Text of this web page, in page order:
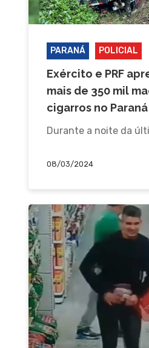
PARANÁ POLICIAL
Exército e PRF
mais de 350 mil
cigarros no Paraná
Durante a noite da
08/03/2024